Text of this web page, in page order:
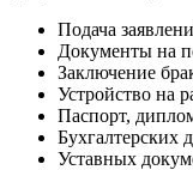
Подача
Документы на
Заключение
Устройство на
Паспорт,
Бухгалтерских
Уставных